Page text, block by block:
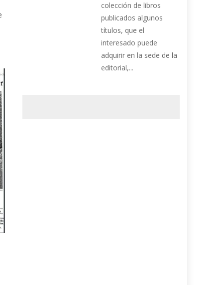
colección de libros
publicados algunos
títulos, que el
interesado puede
adquirir en la sede de la
editorial,...